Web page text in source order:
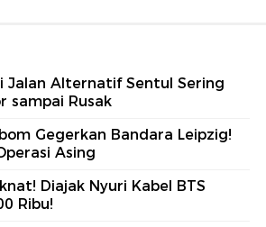
Jalan Alternatif Sentul Sering
sampai Rusak
Gegerkan Bandara Leipzig!
Asing
Diajak Nyuri Kabel BTS
Ribu!